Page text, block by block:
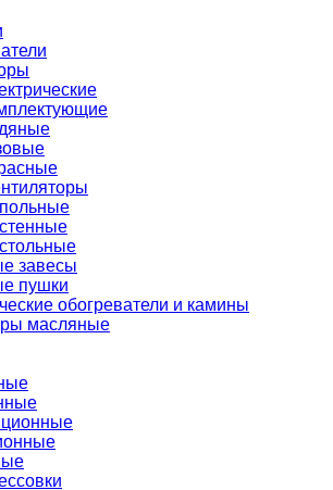
завесы
пушки
обогреватели и камины
масляные